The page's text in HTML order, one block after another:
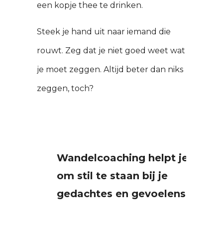
een kopje thee te drinken.
Steek je hand uit naar iemand die
rouwt. Zeg dat je niet goed weet wat
je moet zeggen. Altijd beter dan niks
zeggen, toch?
Wandelcoaching helpt je
om stil te staan bij je
gedachtes en gevoelens.